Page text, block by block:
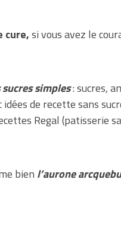
cure,si vous avez le
simples: sucres,
de recette sans
Regal (patisserie
bien l’aurone